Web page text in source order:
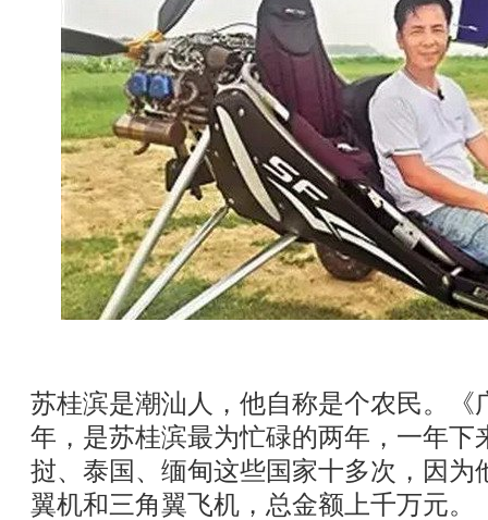
苏桂滨是潮汕人，他自称是个农民。《
年，是苏桂滨最为忙碌的两年，一年下
挝、泰国、缅甸这些国家十多次，因为
翼机和三角翼飞机，总金额上千万元。